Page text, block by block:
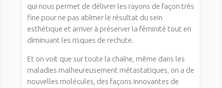
qui nous permet de délivrer les rayons de façon très
fine pour ne pas abîmer le résultat du sein
esthétique et arriver à préserver la féminité tout en
diminuant les risques de rechute.
Et on voit que sur toute la chaîne, même dans les
maladies malheureusement métastatiques, on a de
nouvelles molécules, des façons innovantes de